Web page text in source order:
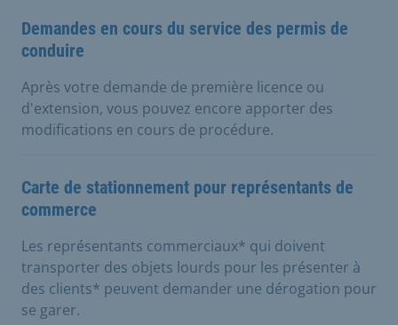
Demandes en cours du service des permis de
conduire
Après votre demande de première licence ou
d'extension, vous pouvez encore apporter des
modifications en cours de procédure.
Carte de stationnement pour représentants de
commerce
Les représentants commerciaux* qui doivent
transporter des objets lourds pour les présenter à
des clients* peuvent demander une dérogation pour
se garer.